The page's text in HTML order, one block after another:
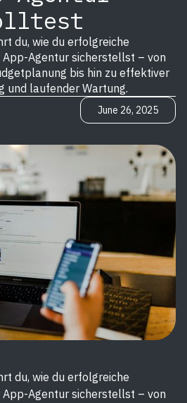
du, wie du erfolgreiche
Agentur sicherstellst – von
bis hin zu effektiver
und laufender Wartung.
June 26, 2025
du, wie du erfolgreiche
Agentur sicherstellst – von